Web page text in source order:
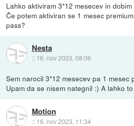
Lahko aktiviram 3*12 mesecev in
Če potem aktiviran se 1 mesec
pass?
Nesta
:: 16. nov 2023, 08:06
Sem narocil 3*12 mesecev pa 1 mesec
Upam da se nisem nategnil :) A lahko
Motion
:: 16. nov 2023, 11:34